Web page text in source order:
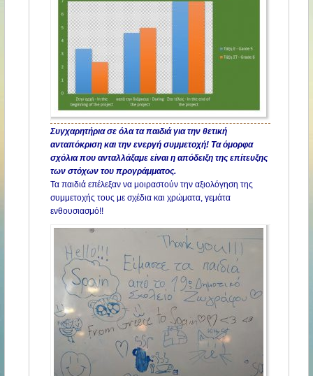
Συγχαρητήρια σε όλα τα παιδιά για την θετική
ανταπόκριση και την ενεργή συμμετοχή! Τα όμορφα
σχόλια που ανταλλάξαμε είναι η απόδειξη της επίτευξης
των στόχων του προγράμματος.
Τα παιδιά επέλεξαν να μοιραστούν την αξιολόγηση της
συμμετοχής τους με σχέδια και χρώματα, γεμάτα
ενθουσιασμό!!